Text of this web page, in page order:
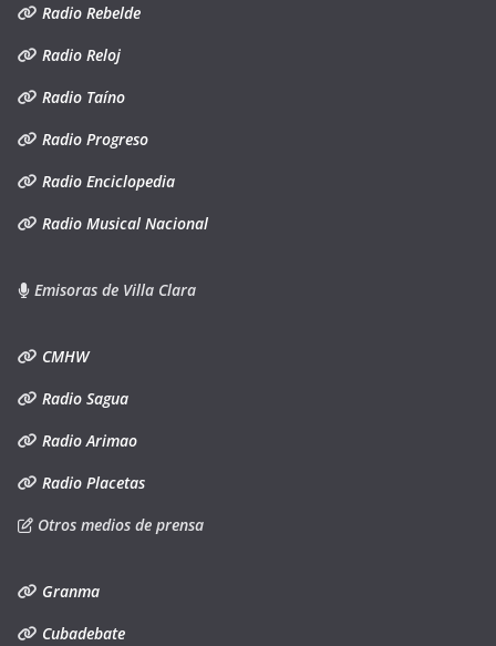
Radio Rebelde
Radio Reloj
Radio Taíno
Radio Progreso
Radio Enciclopedia
Radio Musical Nacional
Emisoras de Villa Clara
CMHW
Radio Sagua
Radio Arimao
Radio Placetas
Otros medios de prensa
Granma
Cubadebate